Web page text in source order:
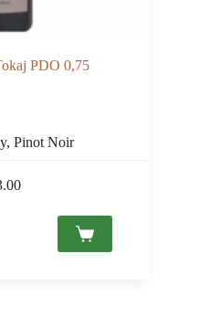
PDO 0,75
Pinot Noir